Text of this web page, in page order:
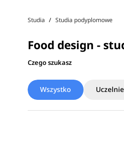
Studia Studia podyplomowe
Food design -
Czego szukasz
Wszystko Uczelnie